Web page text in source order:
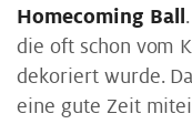
Homecoming Ball
die oft schon vom
dekoriert wurde.
eine gute Zeit